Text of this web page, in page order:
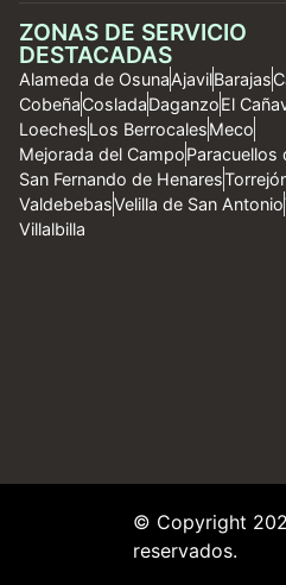
ZONAS DE SERVICIO
DESTACADAS
Alameda de OsunaAjavilBarajas
CobeñaCosladaDaganzoEl
LoechesLos BerrocalesMeco
Mejorada del CampoParacuellos
San Fernando de Henares
ValdebebasVelilla de San Antonio
Villalbilla
© Copyright
reservados.